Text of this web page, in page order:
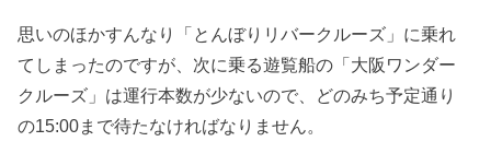
思いのほかすんなり「とんぼりリバークルーズ」に乗れ
てしまったのですが、次に乗る遊覧船の「大阪ワンダー
クルーズ」は運行本数が少ないので、どのみち予定通り
の15:00まで待たなければなりません。